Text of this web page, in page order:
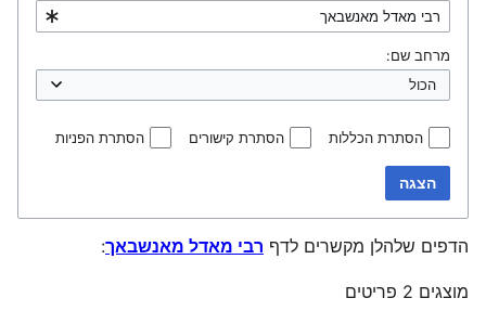
מרחב שם:
הסתרת הכללות הסתרת קישורים הסתרת הפניות
הצגה
הדפים שלהלן מקשרים לדף רבי מאדל מאנשבאך:
מוצגים 2 פריטים